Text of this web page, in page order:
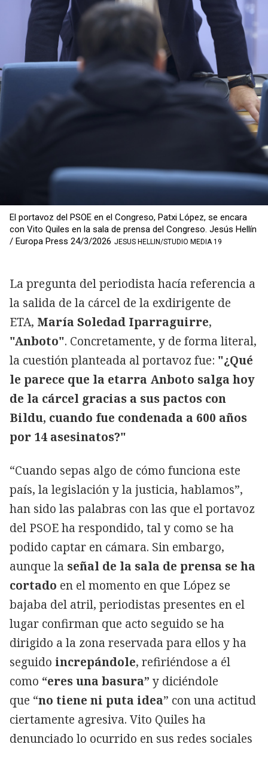
El portavoz del PSOE en el Congreso, Patxi López, se encara
con Vito Quiles en la sala de prensa del Congreso. Jesús Hellín
/ Europa Press 24/3/2026 JESUS HELLIN/STUDIO MEDIA 19
La pregunta del periodista hacía referencia a
la salida de la cárcel de la exdirigente de
ETA, María Soledad Iparraguirre,
"Anboto". Concretamente, y de forma literal,
la cuestión planteada al portavoz fue: "¿Qué
le parece que la etarra Anboto salga hoy
de la cárcel gracias a sus pactos con
Bildu, cuando fue condenada a 600 años
por 14 asesinatos?"
“Cuando sepas algo de cómo funciona este
país, la legislación y la justicia, hablamos”,
han sido las palabras con las que el portavoz
del PSOE ha respondido, tal y como se ha
podido captar en cámara. Sin embargo,
aunque la señal de la sala de prensa se ha
cortado en el momento en que López se
bajaba del atril, periodistas presentes en el
lugar confirman que acto seguido se ha
dirigido a la zona reservada para ellos y ha
seguido increpándole, refiriéndose a él
como “eres una basura” y diciéndole
que “no tiene ni puta idea” con una actitud
ciertamente agresiva. Vito Quiles ha
denunciado lo ocurrido en sus redes sociales